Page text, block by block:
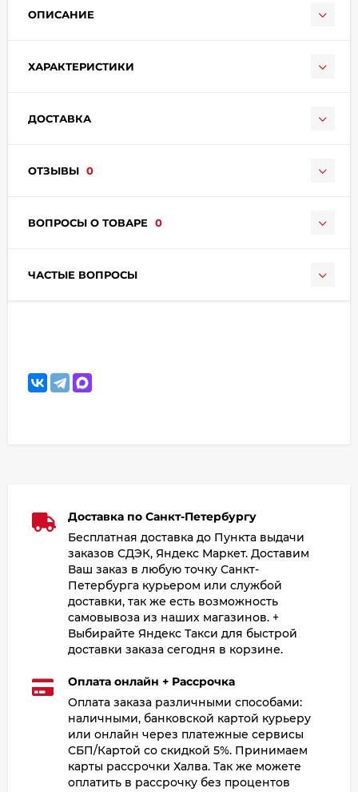
ОПИСАНИЕ
ХАРАКТЕРИСТИКИ
ДОСТАВКА
ОТЗЫВЫ 0
ВОПРОСЫ О ТОВАРЕ 0
ЧАСТЫЕ ВОПРОСЫ
раз в 2 недели
Доставка по Санкт-Петербургу
Бесплатная доставка до Пункта выдачи
заказов СДЭК, Яндекс Маркет. Доставим
Ваш заказ в любую точку Санкт-
Петербурга курьером или службой
доставки, так же есть возможность
самовывоза из наших магазинов. +
Выбирайте Яндекс Такси для быстрой
доставки заказа сегодня в корзине.
Оплата онлайн + Рассрочка
Оплата заказа различными способами:
наличными, банковской картой курьеру
или онлайн через платежные сервисы
СБП/Картой со скидкой 5%. Принимаем
карты рассрочки Халва. Так же можете
оплатить в рассрочку без процентов